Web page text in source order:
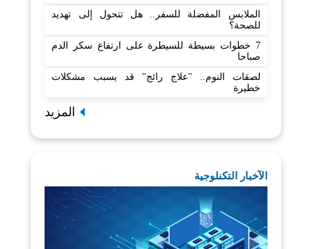
الملابس المفضلة للسفر.. هل تتحول إلى تهديد
للصحة؟
7 خطوات بسيطة للسيطرة على ارتفاع سكر الدم
صباحا
لصقات النوم.. "علاج رائج" قد يسبب مشكلات
خطيرة
المزيد
الآخبار التكنلوجية